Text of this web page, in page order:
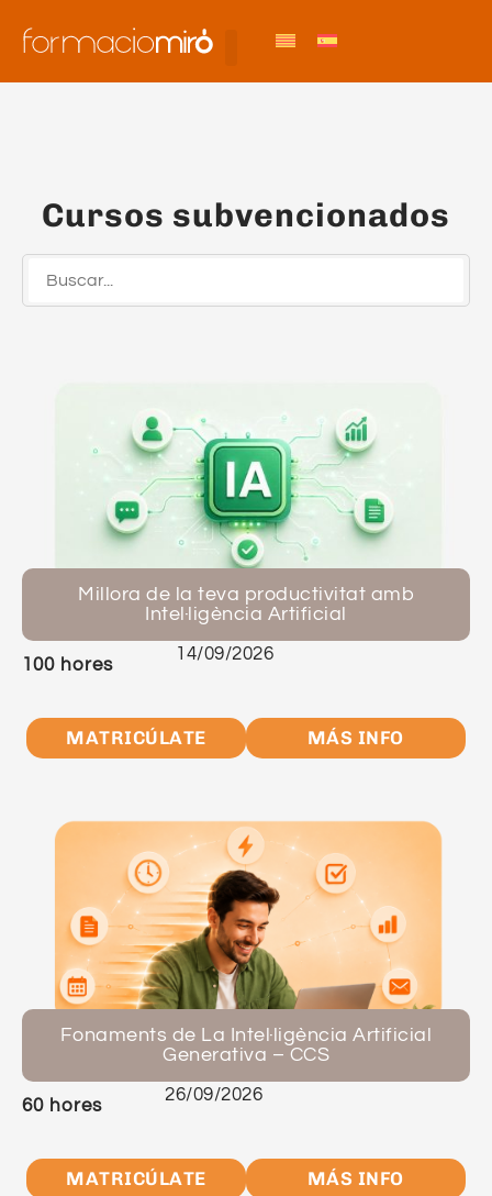
Cursos subvencionados
Millora de la teva productivitat amb
Intel·ligència Artificial
100 hores
14/09/2026
MATRICÚLATE MÁS INFO
Fonaments de La Intel·ligència Artificial
Generativa – CCS
60 hores
26/09/2026
MATRICÚLATE MÁS INFO